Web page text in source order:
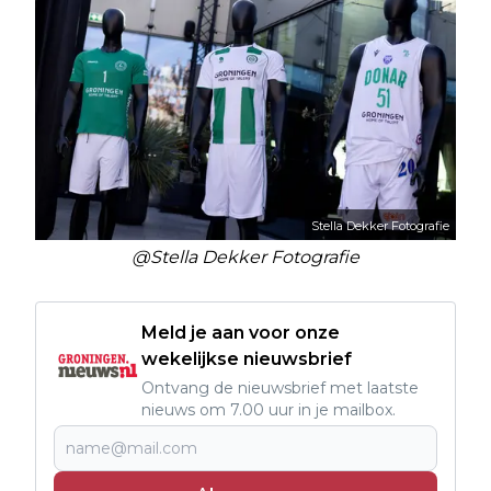
Stella Dekker Fotografie
@Stella Dekker Fotografie
Meld je aan voor onze
wekelijkse nieuwsbrief
Ontvang de nieuwsbrief met laatste
nieuws om 7.00 uur in je mailbox.